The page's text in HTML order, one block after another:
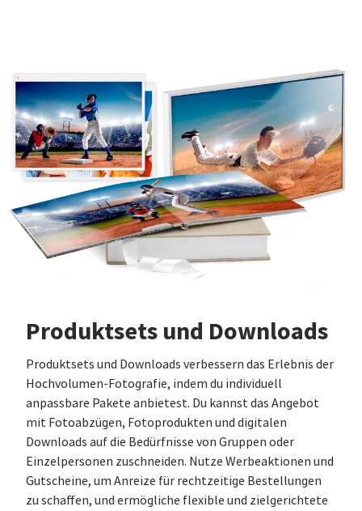
Produktsets und Downloads
Produktsets und Downloads verbessern das Erlebnis der
Hochvolumen-Fotografie, indem du individuell
anpassbare Pakete anbietest. Du kannst das Angebot
mit Fotoabzügen, Fotoprodukten und digitalen
Downloads auf die Bedürfnisse von Gruppen oder
Einzelpersonen zuschneiden. Nutze Werbeaktionen und
Gutscheine, um Anreize für rechtzeitige Bestellungen
zu schaffen, und ermögliche flexible und zielgerichtete